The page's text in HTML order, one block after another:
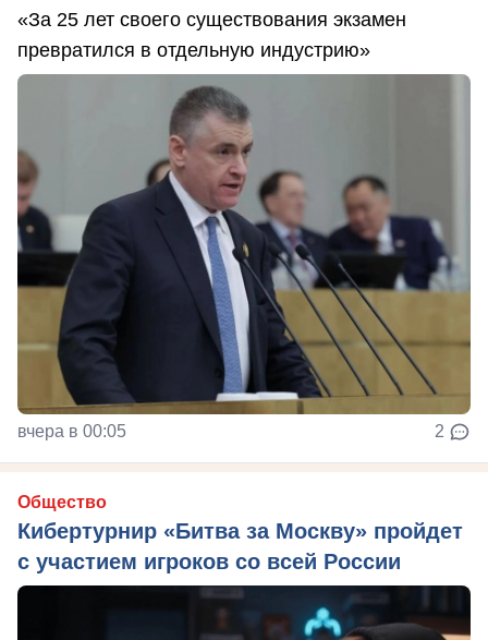
«За 25 лет своего существования экзамен
превратился в отдельную индустрию»
вчера в 00:05 2
Общество
Кибертурнир «Битва за Москву» пройдет
с участием игроков со всей России